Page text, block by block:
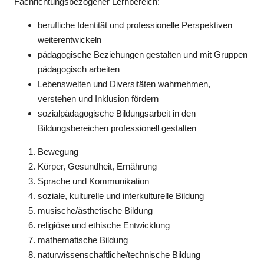
berufliche Identität und professionelle Perspektiven
weiterentwickeln
pädagogische Beziehungen gestalten und mit Gruppen
pädagogisch arbeiten
Lebenswelten und Diversitäten wahrnehmen,
verstehen und Inklusion fördern
sozialpädagogische Bildungsarbeit in den
Bildungsbereichen professionell gestalten
Bewegung
Körper, Gesundheit, Ernährung
Sprache und Kommunikation
soziale, kulturelle und interkulturelle Bildung
musische/ästhetische Bildung
religiöse und ethische Entwicklung
mathematische Bildung
naturwissenschaftliche/technische Bildung